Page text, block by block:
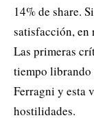
14% de share.
satisfacción, en
Las primeras
tiempo librando
Ferragni y esta
hostilidades.